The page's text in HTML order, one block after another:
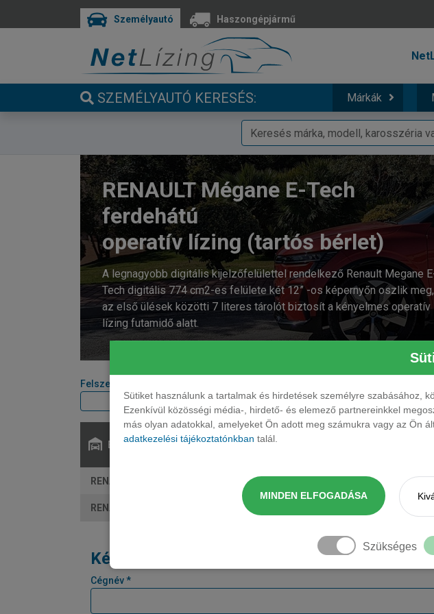
Sütiket használunk a tartalmak és hirdetések személyre szabásához,
Ezenkívül közösségi média-, hirdető- és elemező partnereinkkel
más olyan adatokkal, amelyeket Ön adott meg számukra vagy az Ön
adatkezelési tájékoztatónkban talál.
MINDEN ELFOGADÁSA
Szükséges
Személyautó Haszongépjármű
SZEMÉLYAUTÓ KERESÉS: Márkák
RENAULT Mégane E-Tech
ferdehátú
operatív lízing (tartós bérlet)
A legnagyobb digitális kijelzőfelülettel rendelkező Renault Megane
Tech digitális 774 cm2-es felülete két 12” -os képernyőn oszlik meg,
az első ülések közötti 7 literes tárolót biztosít a kényelmes operatív
lízing futamidő alatt.
Felszereltségi szint
Elérhető:
RENAULT Mégane E-Tech ferdehatu EV60 Evolution ELEKTROMOS 130
RENAULT Mégane E-Tech ferdehatu EV60 Techno
Kérjen tőlünk árajánlatot!
Cégnév *